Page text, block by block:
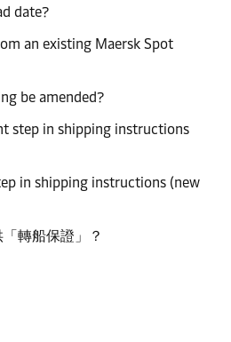
date?
an existing Maersk Spot
be amended?
step in shipping instructions
in shipping instructions (new
轉船保證」？